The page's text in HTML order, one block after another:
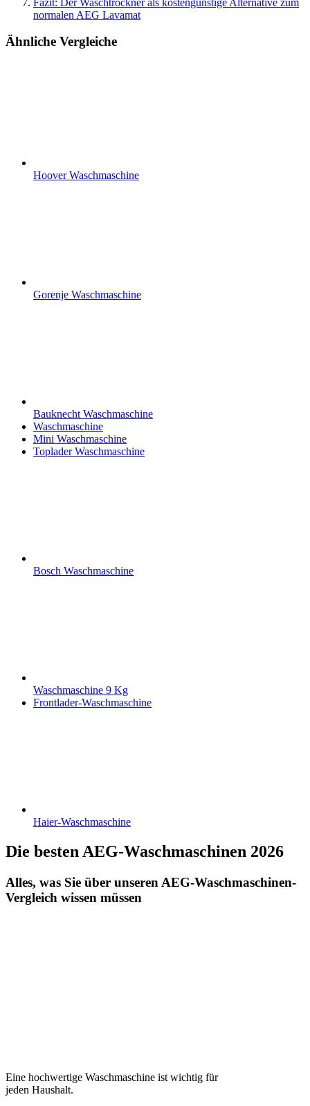
normalen AEG Lavamat
Ähnliche Vergleiche
Hoover Waschmaschine
Gorenje Waschmaschine
Bauknecht Waschmaschine
Waschmaschine
Mini Waschmaschine
Toplader Waschmaschine
Bosch Waschmaschine
Waschmaschine 9 Kg
Frontlader-Waschmaschine
Haier-Waschmaschine
Die besten AEG-Waschmaschinen 2026
Alles, was Sie über unseren AEG-Waschmaschinen-
Vergleich wissen müssen
Eine hochwertige Waschmaschine ist wichtig für
jeden Haushalt.